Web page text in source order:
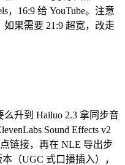
，16:9 给 YouTube。注意
如果需要 21:9 超宽，改走
升到 Hailuo 2.3 拿同步音
Sound Effects v2
链接，再在 NLE 导出步
（UGC 式口播插入），